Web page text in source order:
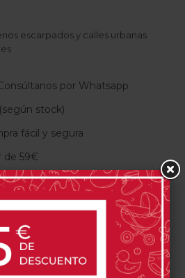
escarpados y calles urbanas
por Whatsapp
stock)
fácil y segura
de 59€
RELACIONADOS